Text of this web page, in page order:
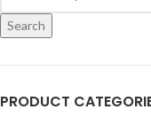
Search
PRODUCT